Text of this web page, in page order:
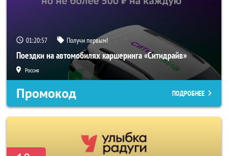
01:20:56 Получи первым!
Поездки на автомобилях каршеринга «Ситидрайв»
Россия
Промокод ПОДРОБНЕЕ